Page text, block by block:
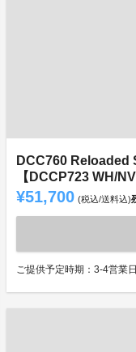
DCC760 Reloaded
【DCCP723 WH/NV
¥51,700 (税込/送料込)
ご提供予定時期：3-4営業日